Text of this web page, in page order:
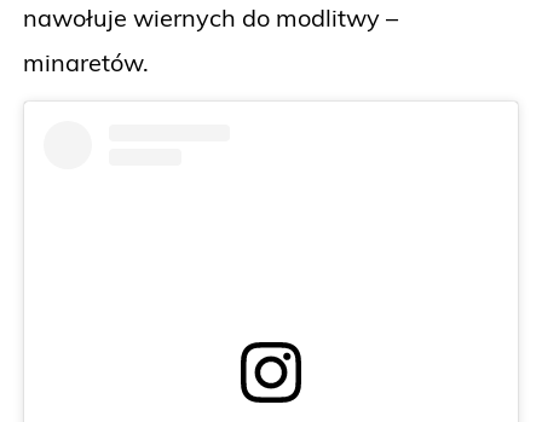
nawołuje wiernych do modlitwy –
minaretów.